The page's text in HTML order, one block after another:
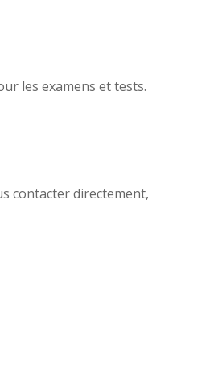
les examens et tests.
contacter directement,